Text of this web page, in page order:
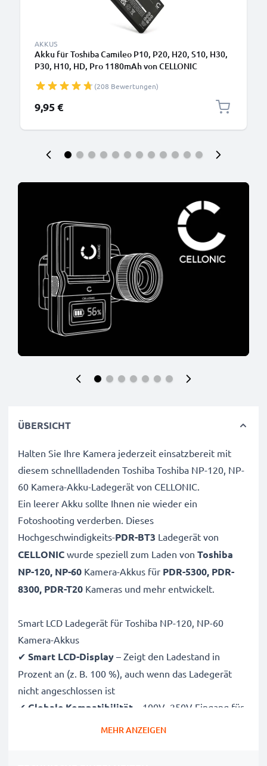
AKKUS
Akku für Toshiba Camileo P10, P20, H20, S10, H30,
P30, H10, HD, Pro 1180mAh von CELLONIC
(208 Bewertungen)
9,95 €
ÜBERSICHT
Halten Sie Ihre Kamera jederzeit einsatzbereit mit
diesem schnellladenden Toshiba Toshiba NP-120, NP-
60 Kamera-Akku-Ladegerät von CELLONIC.
Ein leerer Akku sollte Ihnen nie wieder ein
Fotoshooting verderben. Dieses
Hochgeschwindigkeits-PDR-BT3 Ladegerät von
CELLONIC wurde speziell zum Laden von Toshiba
NP-120, NP-60 Kamera-Akkus für PDR-5300, PDR-
8300, PDR-T20 Kameras und mehr entwickelt.
Smart LCD Ladegerät für Toshiba NP-120, NP-60
Kamera-Akkus
✔ Smart LCD-Display – Zeigt den Ladestand in
Prozent an (z. B. 100 %), auch wenn das Ladegerät
nicht angeschlossen ist
✔ Globale Kompatibilität – 100V–250V Eingang für
MEHR ANZEIGEN